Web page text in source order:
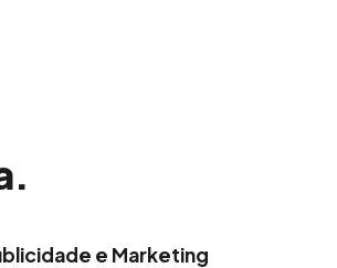
.
e Marketing